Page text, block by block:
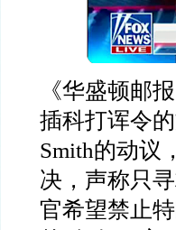
《华盛顿邮
插科打诨令
Smith的动议
决，声称只
官希望禁止